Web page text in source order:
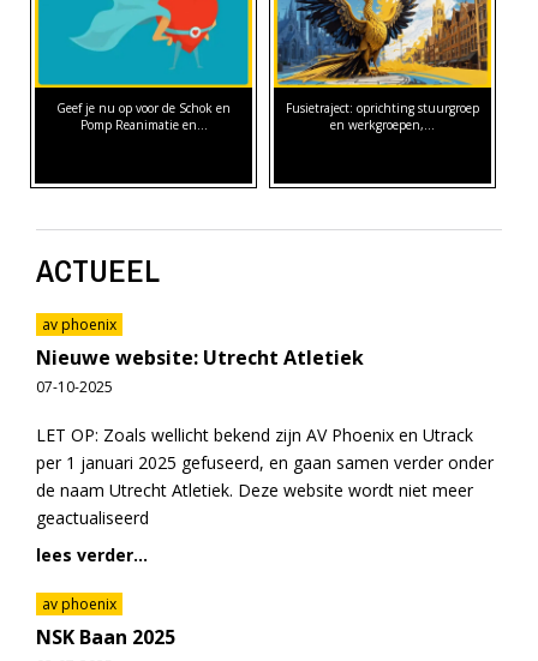
Geef je nu op voor de Schok en
Pomp Reanimatie en…
Fusietraject: oprichting stuurgroep
en werkgroepen,…
ACTUEEL
av phoenix
Nieuwe website: Utrecht Atletiek
07-10-2025
LET OP: Zoals wellicht bekend zijn AV Phoenix en Utrack
per 1 januari 2025 gefuseerd, en gaan samen verder onder
de naam Utrecht Atletiek. Deze website wordt niet meer
geactualiseerd
lees verder...
av phoenix
NSK Baan 2025